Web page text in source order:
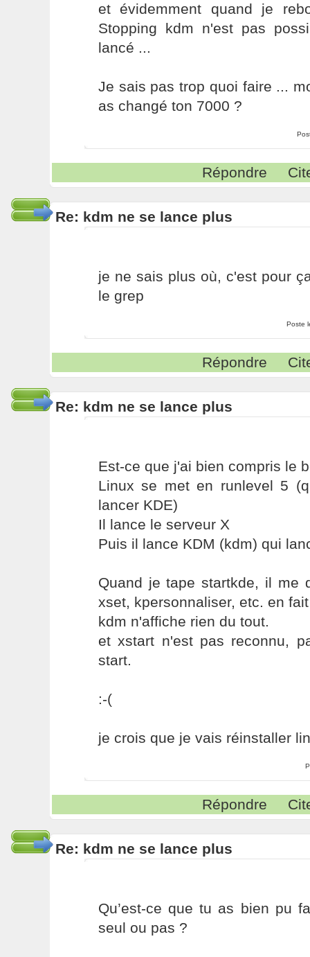
et évidemment quand je
Stopping kdm n'est pas
lancé ...
Je sais pas trop quoi faire ...
as changé ton 7000 ?
Répondre
Re: kdm ne se lance plus
je ne sais plus où, c'est pour
le grep
Poste
Répondre
Re: kdm ne se lance plus
Est-ce que j'ai bien compris le
Linux se met en runlevel 5
lancer KDE)
Il lance le serveur X
Puis il lance KDM (kdm) qui
Quand je tape startkde, il me
xset, kpersonnaliser, etc. en
kdm n'affiche rien du tout.
et xstart n'est pas reconnu,
start.
:-(
je crois que je vais réinstaller
Répondre
Re: kdm ne se lance plus
Qu’est-ce que tu as bien pu
seul ou pas ?